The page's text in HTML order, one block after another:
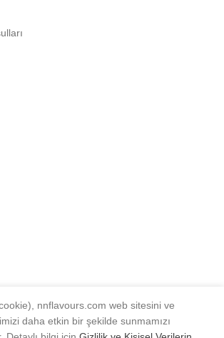
2021 - Tüm Hakları Saklıdır.
nnflavours.com web sitesini ve
daha etkin bir şekilde sunmamızı